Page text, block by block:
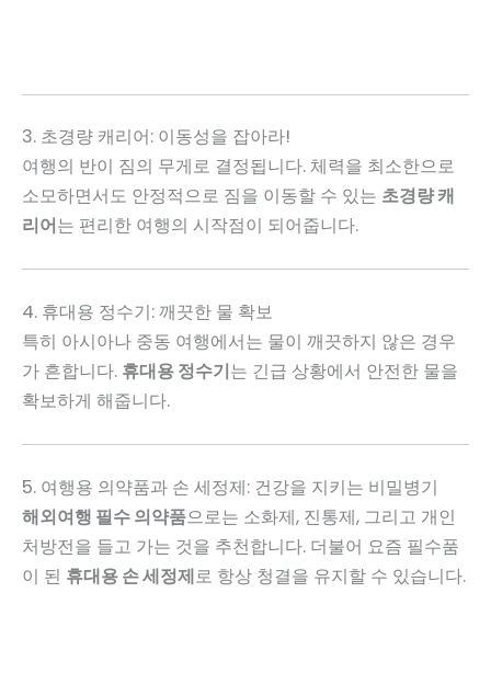
3. 초경량 캐리어: 이동성을 잡아라!
여행의 반이 짐의 무게로 결정됩니다. 체력을 최소한으로
소모하면서도 안정적으로 짐을 이동할 수 있는 초경량 캐
리어는 편리한 여행의 시작점이 되어줍니다.
4. 휴대용 정수기: 깨끗한 물 확보
특히 아시아나 중동 여행에서는 물이 깨끗하지 않은 경우
가 흔합니다. 휴대용 정수기는 긴급 상황에서 안전한 물을
확보하게 해줍니다.
5. 여행용 의약품과 손 세정제: 건강을 지키는 비밀병기
해외여행 필수 의약품으로는 소화제, 진통제, 그리고 개인
처방전을 들고 가는 것을 추천합니다. 더불어 요즘 필수품
이 된 휴대용 손 세정제로 항상 청결을 유지할 수 있습니다.